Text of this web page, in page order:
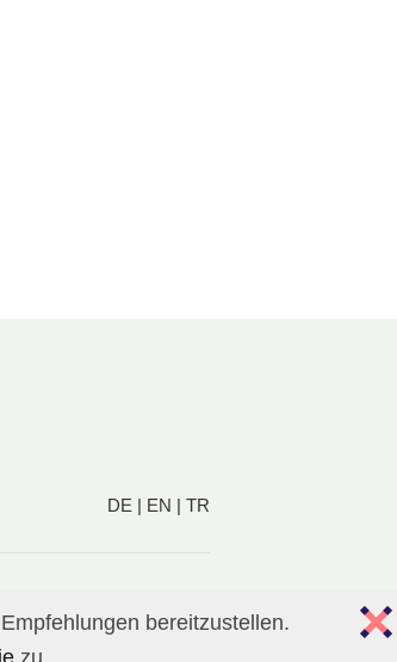
DE EN TR
bereitzustellen.
zu.